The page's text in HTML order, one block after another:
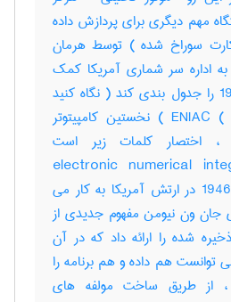
مهم دیگری برای پردازش داده
سوراخ شده ) توسط هرمان
اداره سر شماری آمریکا کمک
کند که سرشماری 1980 را جدول بندی کند ( نگاه کنید
به punched card ) ENIAC ) نخستین کامپیتوتر
، اختصار کلمات زیر است
electronic numerical
این کامپیوتر در سال 1946 در ارتش آمریکا به کار می
1945 آقای جان ون نیومن مفهوم جدیدی از
شده را ارائه داد که در آن
توانست هم داده و هم برنامه را
، از طریق ساخت مولفه های